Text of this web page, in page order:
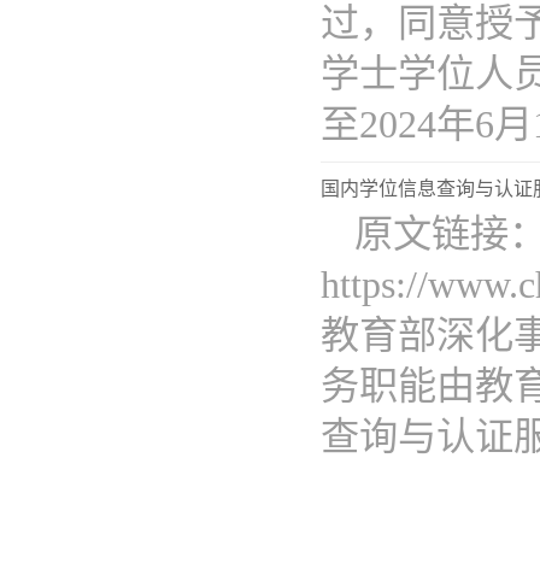
过，同意授
学士学位人
至2024年6
国内学位信息查询与认证
原文链接
https://
教育部深化
务职能由教
查询与认证